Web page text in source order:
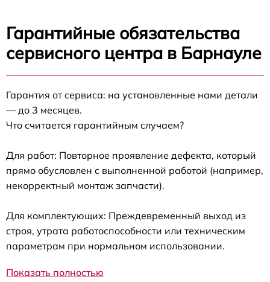
Гарантийные обязательства
сервисного центра в Барнауле
Гарантия от сервиса: на установленные нами детали
— до 3 месяцев.
Что считается гарантийным случаем?
Для работ: Повторное проявление дефекта, который
прямо обусловлен с выполненной работой (например,
некорректный монтаж запчасти).
Для комплектующих: Преждевременный выход из
строя, утрата работоспособности или техническим
параметрам при нормальном использовании.
Показать полностью